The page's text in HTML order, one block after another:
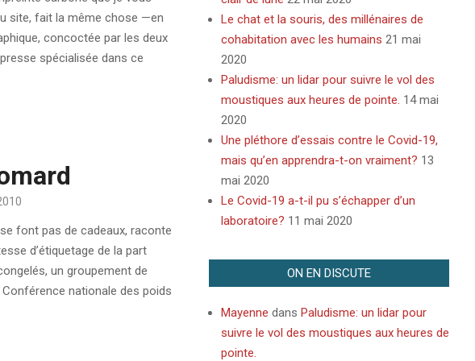
site, fait la même chose —en
concoctée par les deux
spécialisée dans ce
font pas de cadeaux, raconte
d’étiquetage de la part
un groupement de
nationale des poids
Le chat et la souris, des millénaires de
cohabitation avec les humains 21 mai
2020
Paludisme: un lidar pour suivre le vol des
moustiques aux heures de pointe. 14 mai
2020
Une pléthore d’essais contre le Covid-19,
mais qu’en apprendra-t-on vraiment? 13
mai 2020
Le Covid-19 a-t-il pu s’échapper d’un
laboratoire? 11 mai 2020
ON EN DISCUTE
Mayenne dans Paludisme: un lidar pour
suivre le vol des moustiques aux heures de
pointe.